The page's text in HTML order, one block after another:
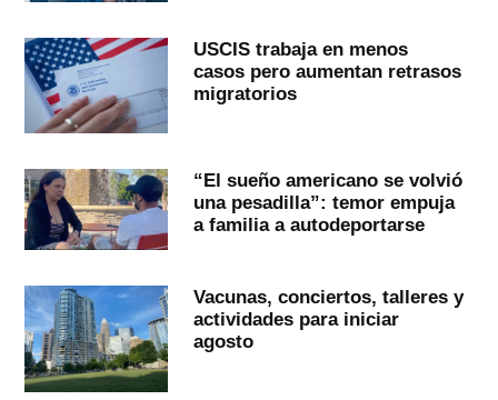
USCIS trabaja en menos
casos pero aumentan retrasos
migratorios
“El sueño americano se volvió
una pesadilla”: temor empuja
a familia a autodeportarse
Vacunas, conciertos, talleres y
actividades para iniciar
agosto